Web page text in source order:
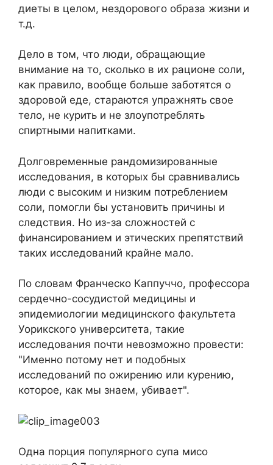
диеты в целом, нездорового образа жизни и
т.д.
Дело в том, что люди, обращающие
внимание на то, сколько в их рационе соли,
как правило, вообще больше заботятся о
здоровой еде, стараются упражнять свое
тело, не курить и не злоупотреблять
спиртными напитками.
Долговременные рандомизированные
исследования, в которых бы сравнивались
люди с высоким и низким потреблением
соли, помогли бы установить причины и
следствия. Но из-за сложностей с
финансированием и этических препятствий
таких исследований крайне мало.
По словам Франческо Каппуччо, профессора
сердечно-сосудистой медицины и
эпидемиологии медицинского факультета
Уорикского университета, такие
исследования почти невозможно провести:
"Именно потому нет и подобных
исследований по ожирению или курению,
которое, как мы знаем, убивает".
Одна порция популярного супа мисо